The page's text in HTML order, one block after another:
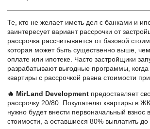
Те, кто не желает иметь дел с банками и
заинтересует вариант рассрочки от
рассрочка рассчитывается от базовой
которая может быть существенно выше,
оплате или ипотеке. Часто застройщики
разрабатывают выгодные программы, когда
квартиры с рассрочкой равна стоимости
🔥 MirLand Development предоставляет
рассрочку 20/80. Покупателю квартиры в
нужно будет внести первоначальный взнос
стоимости, а оставшиеся 80% выплатить